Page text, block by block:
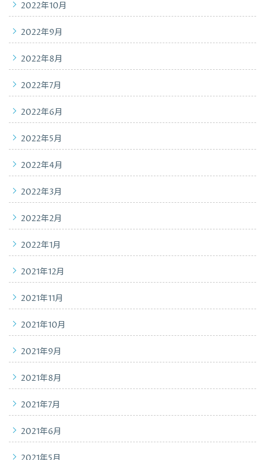
2022年10月
2022年9月
2022年8月
2022年7月
2022年6月
2022年5月
2022年4月
2022年3月
2022年2月
2022年1月
2021年12月
2021年11月
2021年10月
2021年9月
2021年8月
2021年7月
2021年6月